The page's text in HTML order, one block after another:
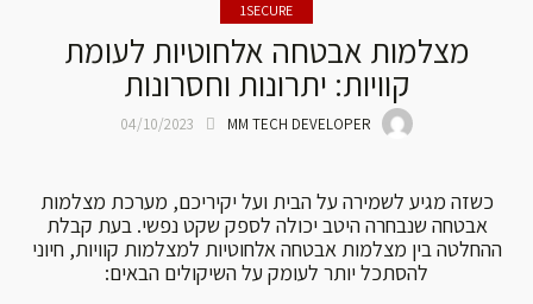
1SECURE
מצלמות אבטחה אלחוטיות לעומת
קוויות: יתרונות וחסרונות
MM TECH DEVELOPER
04/10/2023
כשזה מגיע לשמירה על הבית ועל יקיריכם, מערכת מצלמות
אבטחה שנבחרה היטב יכולה לספק שקט נפשי. בעת קבלת
ההחלטה בין מצלמות אבטחה אלחוטיות למצלמות קוויות, חיוני
להסתכל יותר לעומק על השיקולים הבאים: